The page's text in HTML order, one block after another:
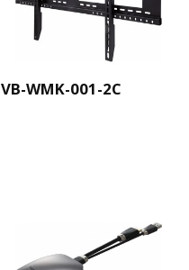
VB-WMK-001-2C